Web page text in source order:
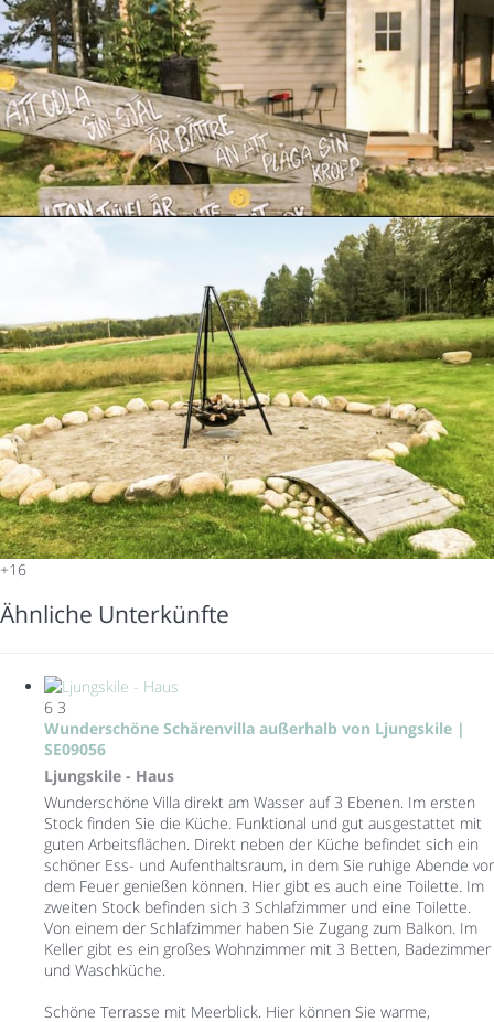
+16
Ähnliche Unterkünfte
6 3
Wunderschöne Schärenvilla außerhalb von Ljungskile |
SE09056
Ljungskile - Haus
Wunderschöne Villa direkt am Wasser auf 3 Ebenen. Im ersten
Stock finden Sie die Küche. Funktional und gut ausgestattet mit
guten Arbeitsflächen. Direkt neben der Küche befindet sich ein
schöner Ess- und Aufenthaltsraum, in dem Sie ruhige Abende vor
dem Feuer genießen können. Hier gibt es auch eine Toilette. Im
zweiten Stock befinden sich 3 Schlafzimmer und eine Toilette.
Von einem der Schlafzimmer haben Sie Zugang zum Balkon. Im
Keller gibt es ein großes Wohnzimmer mit 3 Betten, Badezimmer
und Waschküche.
Schöne Terrasse mit Meerblick. Hier können Sie warme,